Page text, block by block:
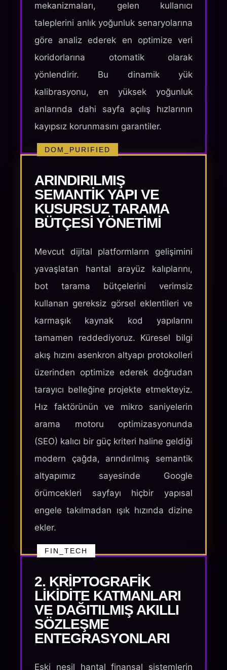
mekanizmaları, gelen kullanıcı
taleplerini anlık yoğunluk senaryolarına
göre analiz ederek en optimize veri
koridorlarına otomatik olarak
yönlendirir. Bu dinamik yük
kalibrasyonu, en yüksek yoğunluk
anlarında dahi sayfa açılış hızlarının
kayıpsız korunmasını garantiler.
DOM_PURIFIED
ARINDIRILMIŞ
SEMANTIK YAPI VE
KUSURSUZ TARAMA
BÜTÇESI YÖNETIMI
Mevcut dijital platformların gelişimini
yavaşlatan hantal arayüz kalıplarını,
bot tarama bütçelerini verimsiz
kullanan gereksiz görsel eklentileri ve
karmaşık kaynak kod yapılarını
tamamen reddediyoruz. Küresel bilgi
akış hızını asenkron altyapı protokolleri
üzerinden optimize ederek doğrudan
tarayıcı belleğine projekte etmekteyiz.
Hız faktörünün ve mikro saniyelerin
arama motoru optimizasyonunda
(SEO) kalıcı bir güç kriteri haline geldiği
modern çağda, arındırılmış semantik
altyapımız sayesinde Google
örümcekleri sayfayı hiçbir yapısal
engele takılmadan ışık hızında dizine
ekler.
FIN_TECH
2. KRIPTOGRAFIK
LIKIDITE KATMANLARI
VE DAĞITILMIŞ AKILLI
SÖZLEŞME
ENTEGRASYONLARI
Eski nesil hantal finansal sistemlerin